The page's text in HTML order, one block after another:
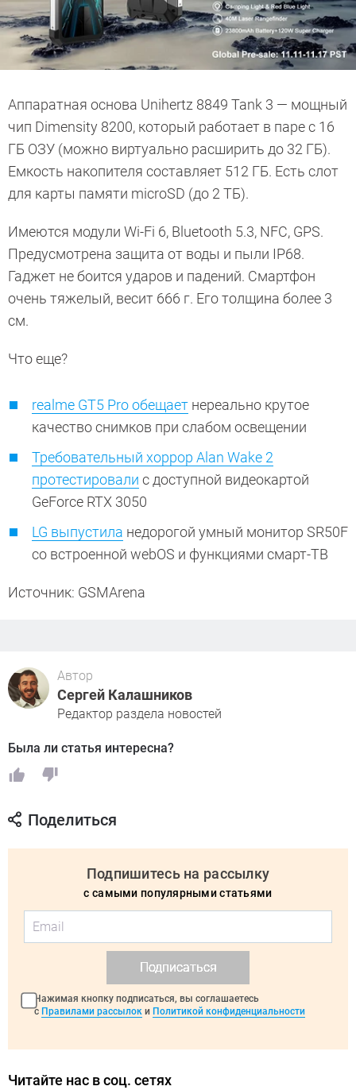
Аппаратная основа Unihertz 8849 Tank 3 — мощный
чип Dimensity 8200, который работает в паре с 16
ГБ ОЗУ (можно виртуально расширить до 32 ГБ).
Емкость накопителя составляет 512 ГБ. Есть слот
для карты памяти microSD (до 2 ТБ).
Имеются модули Wi-Fi 6, Bluetooth 5.3, NFC, GPS.
Предусмотрена защита от воды и пыли IP68.
Гаджет не боится ударов и падений. Смартфон
очень тяжелый, весит 666 г. Его толщина более 3
см.
Что еще?
realme GT5 Pro обещает нереально крутое
качество снимков при слабом освещении
Требовательный хоррор Alan Wake 2
протестировали с доступной видеокартой
GeForce RTX 3050
LG выпустила недорогой умный монитор SR50F
со встроенной webOS и функциями смарт-ТВ
Источник: GSMArena
Автор
Сергей Калашников
Редактор раздела новостей
Была ли статья интересна?
Поделиться
Подпишитесь на рассылку
с самыми популярными статьями
Подписаться
Нажимая кнопку подписаться, вы соглашаетесь
с Правилами рассылок и Политикой конфиденциальности
Читайте нас в соц. сетях